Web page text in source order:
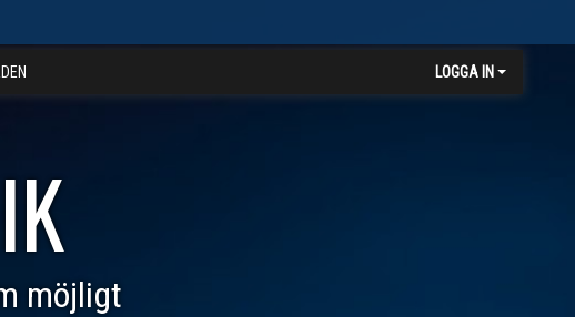
LOGGA IN
möjligt